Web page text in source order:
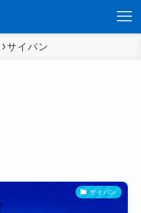
サイパン
サイパン